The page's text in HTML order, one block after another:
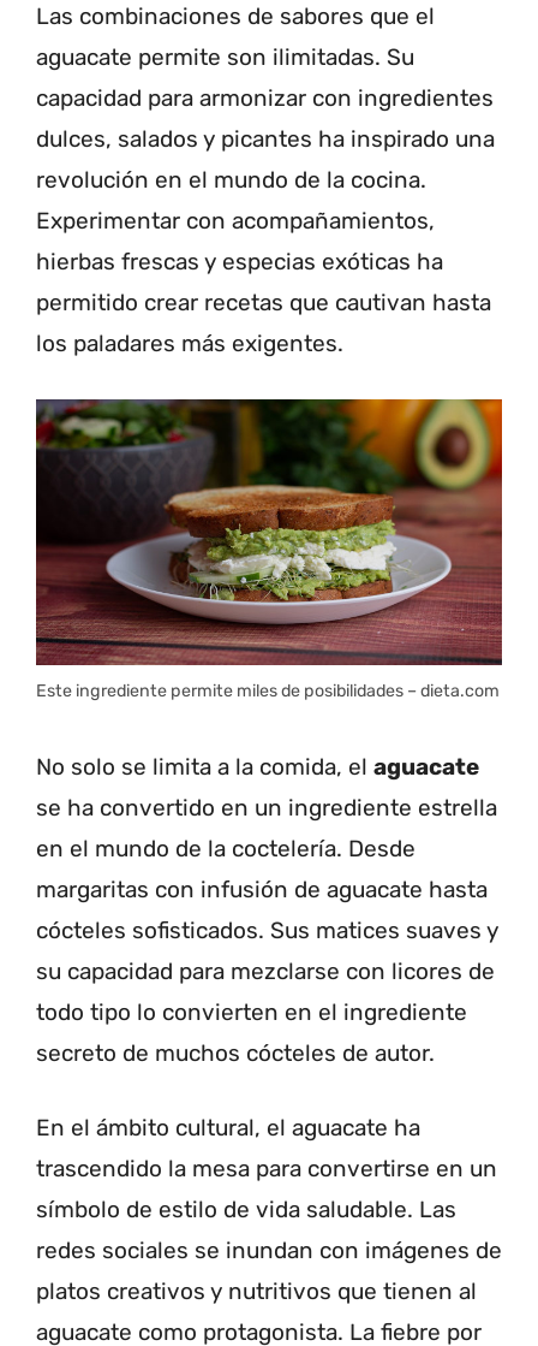
Las combinaciones de sabores que el
aguacate permite son ilimitadas. Su
capacidad para armonizar con ingredientes
dulces, salados y picantes ha inspirado una
revolución en el mundo de la cocina.
Experimentar con acompañamientos,
hierbas frescas y especias exóticas ha
permitido crear recetas que cautivan hasta
los paladares más exigentes.
Este ingrediente permite miles de posibilidades – dieta.com
No solo se limita a la comida, el aguacate
se ha convertido en un ingrediente estrella
en el mundo de la coctelería. Desde
margaritas con infusión de aguacate hasta
cócteles sofisticados. Sus matices suaves y
su capacidad para mezclarse con licores de
todo tipo lo convierten en el ingrediente
secreto de muchos cócteles de autor.
En el ámbito cultural, el aguacate ha
trascendido la mesa para convertirse en un
símbolo de estilo de vida saludable. Las
redes sociales se inundan con imágenes de
platos creativos y nutritivos que tienen al
aguacate como protagonista. La fiebre por